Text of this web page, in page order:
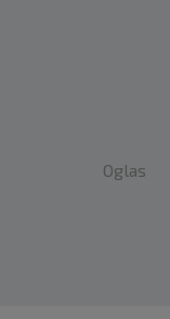
Oglas